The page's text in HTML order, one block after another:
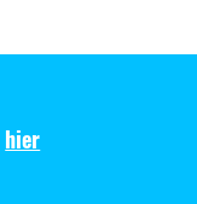
hier